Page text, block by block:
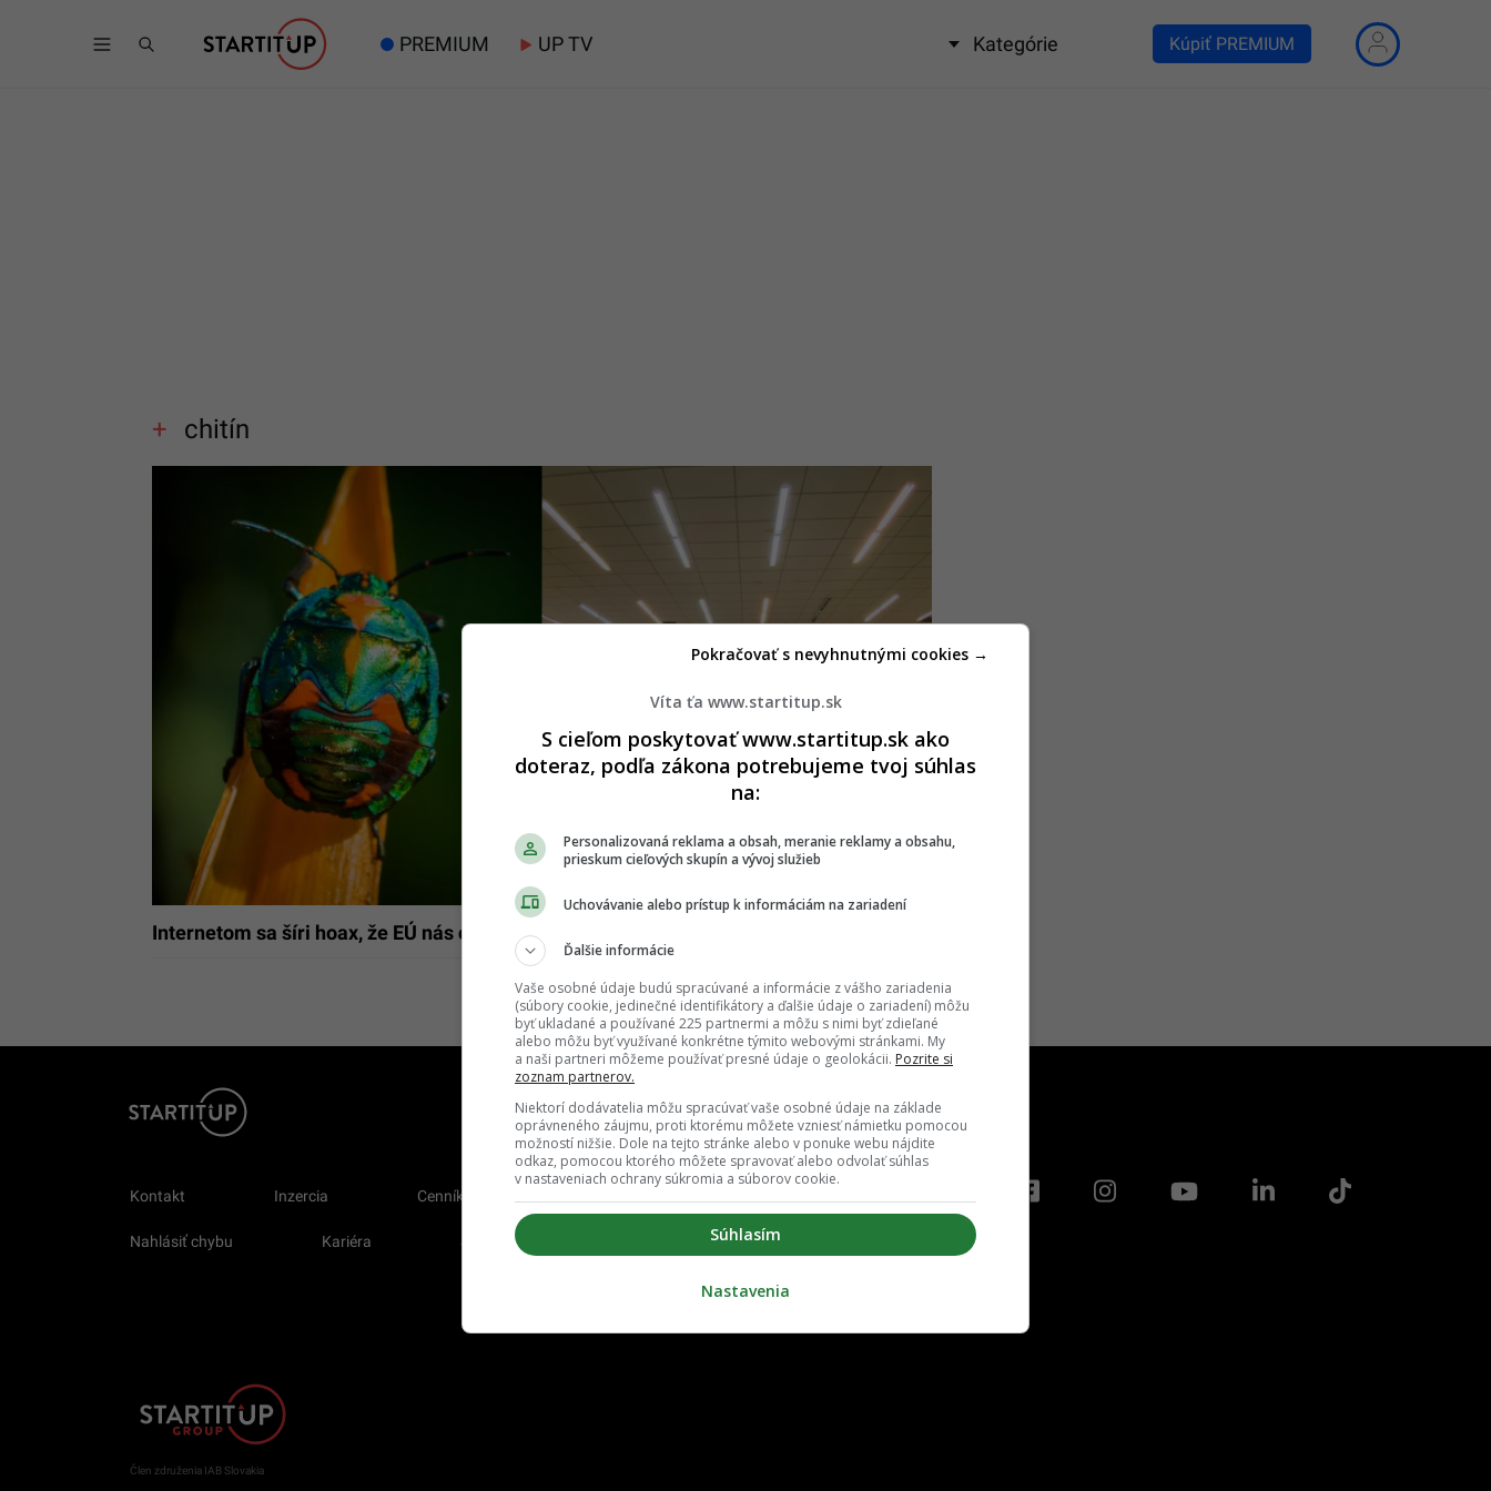
PREMIUM UP TV Kategórie Kúpiť PREMIUM
chitín
Internetom sa šíri hoax, že EÚ nás chce donútiť jesť chrobáky a zamoriť rakovinou
Kontakt Inzercia Cenník
Nahlásiť chybu Kariéra Spravovať notifikácie Zrušiť predplatné
Člen združenia IAB Slovakia
Víta ťa www.startitup.sk
S cieľom poskytovať www.startitup.sk ako
doteraz, podľa zákona potrebujeme tvoj súhlas
na:
Personalizovaná reklama a obsah, meranie reklamy a obsahu,
prieskum cieľových skupín a vývoj služieb
Uchovávanie alebo prístup k informáciám na zariadení
Ďalšie informácie
Vaše osobné údaje budú spracúvané a informácie z vášho zariadenia
(súbory cookie, jedinečné identifikátory a ďalšie údaje o zariadení) môžu
byť ukladané a používané 225 partnermi a môžu s nimi byť zdieľané
alebo môžu byť využívané konkrétne týmito webovými stránkami. My
a naši partneri môžeme používať presné údaje o geolokácii. Pozrite si
zoznam partnerov.
Niektorí dodávatelia môžu spracúvať vaše osobné údaje na základe
oprávneného záujmu, proti ktorému môžete vzniesť námietku pomocou
možností nižšie. Dole na tejto stránke alebo v ponuke webu nájdite
odkaz, pomocou ktorého môžete spravovať alebo odvolať súhlas
v nastaveniach ochrany súkromia a súborov cookie.
Súhlasím
Pokračovať s nevyhnutnými cookies →
Nastavenia